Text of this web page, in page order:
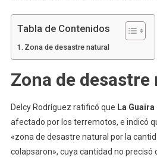
Tabla de Contenidos
Zona de desastre natural
Zona de
Delcy Rodríguez ratificó que La Guaira
afectado por los terremotos, e indicó
«zona de desastre natural por la
colapsaron», cuya cantidad no precisó